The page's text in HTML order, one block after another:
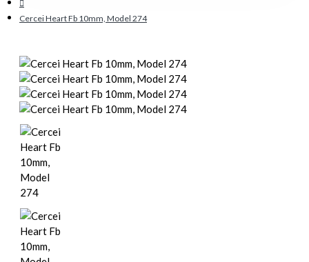
Cercei Heart Fb 10mm, Model 274